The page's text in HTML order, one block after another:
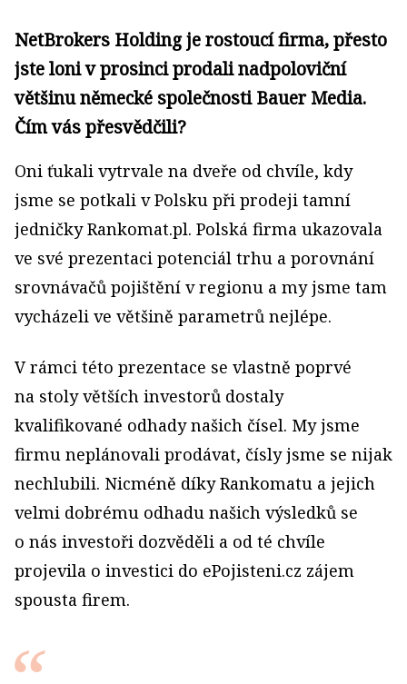
NetBrokers Holding je rostoucí firma, přesto
jste loni v prosinci prodali nadpoloviční
většinu německé společnosti Bauer Media.
Čím vás přesvědčili?
Oni ťukali vytrvale na dveře od chvíle, kdy
jsme se potkali v Polsku při prodeji tamní
jedničky Rankomat.pl. Polská firma ukazovala
ve své prezentaci potenciál trhu a porovnání
srovnávačů pojištění v regionu a my jsme tam
vycházeli ve většině parametrů nejlépe.
V rámci této prezentace se vlastně poprvé
na stoly větších investorů dostaly
kvalifikované odhady našich čísel. My jsme
firmu neplánovali prodávat, čísly jsme se nijak
nechlubili. Nicméně díky Rankomatu a jejich
velmi dobrému odhadu našich výsledků se
o nás investoři dozvěděli a od té chvíle
projevila o investici do ePojisteni.cz zájem
spousta firem.